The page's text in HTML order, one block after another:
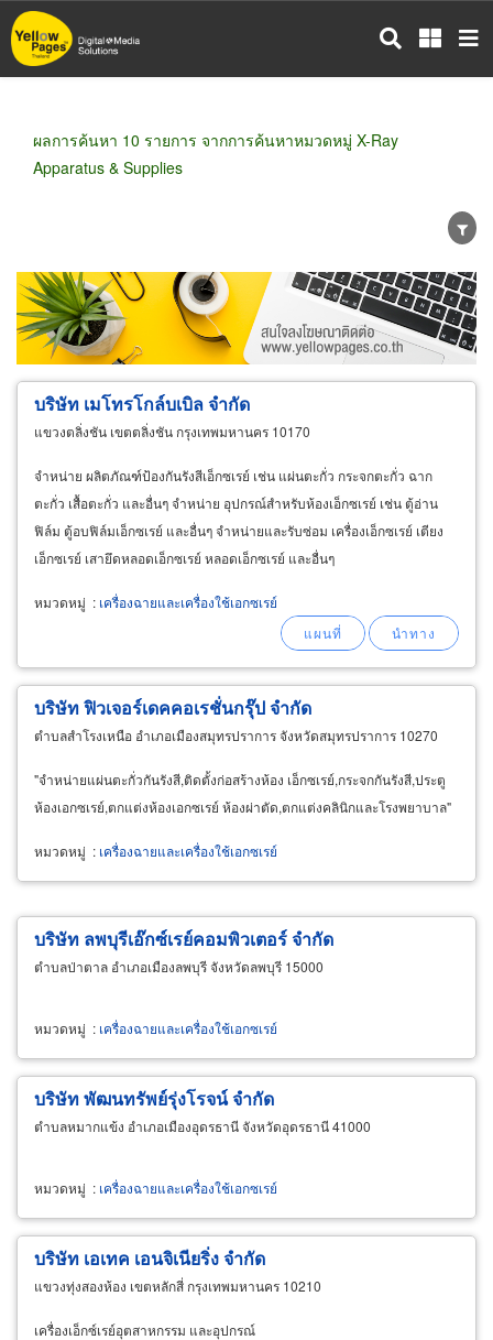
ข้าม
ไป
ผลการค้นหา 10 รายการ จากการค้นหาหมวดหมู่ X-Ray
Apparatus & Supplies
ขายส่ง ขายปลีก ผู้ผลิต
ตัวแทนจัดจำหน่าย
ผู้ส่งออก/นำเข้า
ธุรกิจบริการ
บริษัท เมโทรโกล์บเบิล จำกัด
แขวงตลิ่งชัน เขตตลิ่งชัน กรุงเทพมหานคร 10170
จำหน่าย ผลิตภัณฑ์ป้องกันรังสีเอ็กซเรย์ เช่น แผ่นตะกั่ว กระจกตะกั่ว ฉาก
ตะกั่ว เสื้อตะกั่ว และอื่นๆ จำหน่าย อุปกรณ์สำหรับห้องเอ็กซเรย์ เช่น ตู้อ่าน
ฟิล์ม ตู้อบฟิล์มเอ็กซเรย์ และอื่นๆ จำหน่ายและรับซ่อม เครื่องเอ็กซเรย์ เตียง
เอ็กซเรย์ เสายึดหลอดเอ็กซเรย์ หลอดเอ็กซเรย์ และอื่นๆ
หมวดหมู่ : เครื่องฉายและเครื่องใช้เอกซเรย์
บริษัท ฟิวเจอร์เดคคอเรชั่นกรุ๊ป จำกัด
ตำบลสำโรงเหนือ อำเภอเมืองสมุทรปราการ จังหวัดสมุทรปราการ 10270
"จำหน่ายแผ่นตะกั่วกันรังสี,ติดตั้งก่อสร้างห้อง เอ็กซเรย์,กระจกกันรังสี,ประตู
ห้องเอกซเรย์,ตกแต่งห้องเอกซเรย์ ห้องผ่าตัด,ตกแต่งคลินิกและโรงพยาบาล"
หมวดหมู่ : เครื่องฉายและเครื่องใช้เอกซเรย์
บริษัท ลพบุรีเอ๊กซ์เรย์คอมพิวเตอร์ จำกัด
ตำบลป่าตาล อำเภอเมืองลพบุรี จังหวัดลพบุรี 15000
หมวดหมู่ : เครื่องฉายและเครื่องใช้เอกซเรย์
บริษัท พัฒนทรัพย์รุ่งโรจน์ จำกัด
ตำบลหมากแข้ง อำเภอเมืองอุดรธานี จังหวัดอุดรธานี 41000
หมวดหมู่ : เครื่องฉายและเครื่องใช้เอกซเรย์
บริษัท เอเทค เอนจิเนียริ่ง จำกัด
แขวงทุ่งสองห้อง เขตหลักสี่ กรุงเทพมหานคร 10210
เครื่องเอ็กซ์เรย์อุตสาหกรรม และอุปกรณ์